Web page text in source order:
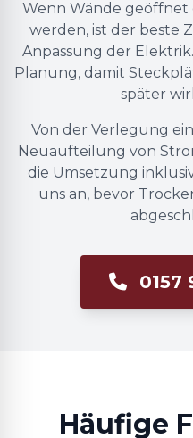
Wenn Wände
werden, ist der beste
Anpassung der
Planung, damit
später
Von der Verlegung
Neuaufteilung von
die Umsetzung
uns an, bevor
0157
Häufige